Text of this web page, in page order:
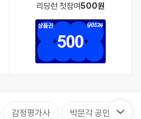
리딩런 첫참여500원
감정평가사 박문각 공인중개사